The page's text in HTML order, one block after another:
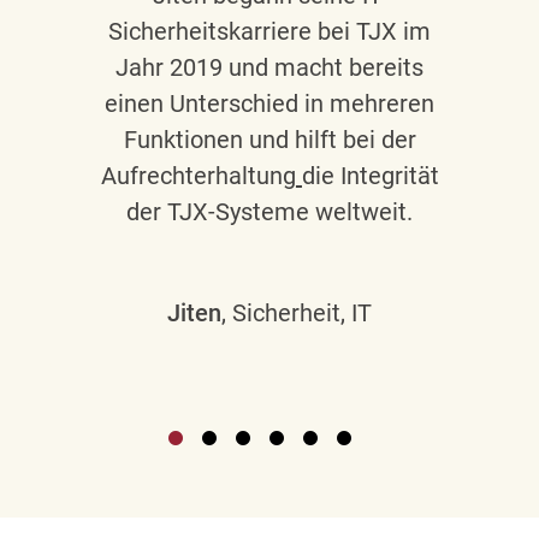
Sicherheitskarriere bei TJX im
Jahr 2019 und macht bereits
einen Unterschied in mehreren
Funktionen und hilft bei der
Aufrechterhaltung die Integrität
der TJX-Systeme weltweit.
Jiten, Sicherheit, IT